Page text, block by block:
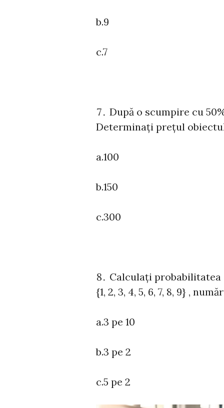
b.9
c.7
După o scumpire cu
Determinați prețul
a.100
b.150
c.300
Calculați probabilitatea
{1, 2, 3, 4, 5, 6, 7, 8, 9} ,
a.3 pe 10
b.3 pe 2
c.5 pe 2